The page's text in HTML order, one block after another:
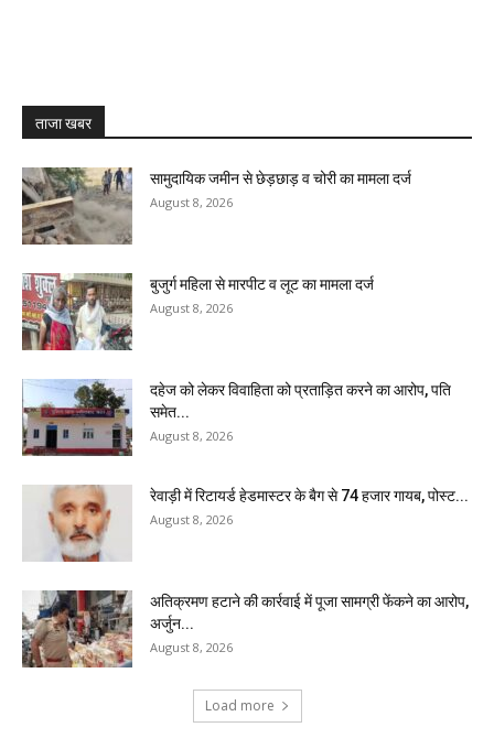
ताजा खबर
सामुदायिक जमीन से छेड़छाड़ व चोरी का मामला दर्ज
August 8, 2026
बुजुर्ग महिला से मारपीट व लूट का मामला दर्ज
August 8, 2026
दहेज को लेकर विवाहिता को प्रताड़ित करने का आरोप, पति
समेत...
August 8, 2026
रेवाड़ी में रिटायर्ड हेडमास्टर के बैग से ₹74 हजार गायब, पोस्ट...
August 8, 2026
अतिक्रमण हटाने की कार्रवाई में पूजा सामग्री फेंकने का आरोप,
अर्जुन...
August 8, 2026
Load more